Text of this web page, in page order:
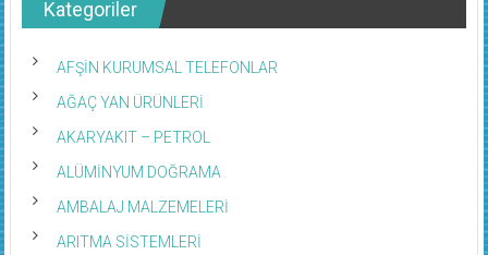
Kategoriler
AFŞİN KURUMSAL TELEFONLAR
AĞAÇ YAN ÜRÜNLERİ
AKARYAKIT – PETROL
ALÜMİNYUM DOĞRAMA
AMBALAJ MALZEMELERİ
ARITMA SİSTEMLERİ